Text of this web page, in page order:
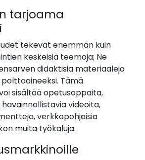
tarjoama
tekevät enemmän kuin
keskeisiä teemoja; Ne
didaktisia materiaaleja
Tämä
sisältää opetusoppaita,
videoita,
verkkopohjaisia
muita työkaluja.